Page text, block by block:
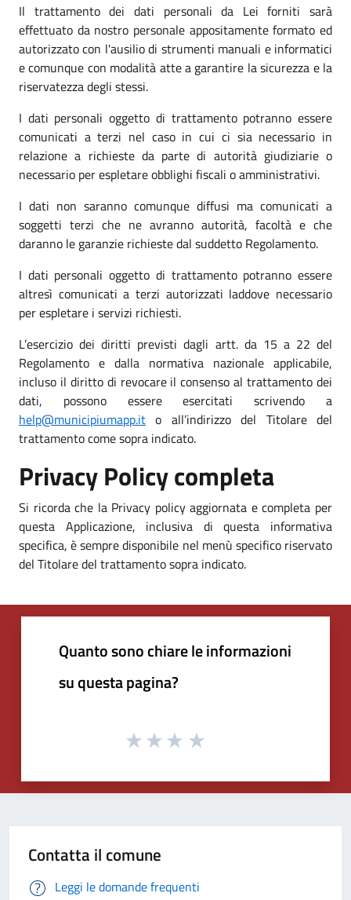
Il trattamento dei dati personali da Lei forniti sarà
effettuato da nostro personale appositamente formato ed
autorizzato con l'ausilio di strumenti manuali e informatici
e comunque con modalità atte a garantire la sicurezza e la
riservatezza degli stessi.
I dati personali oggetto di trattamento potranno essere
comunicati a terzi nel caso in cui ci sia necessario in
relazione a richieste da parte di autorità giudiziarie o
necessario per espletare obblighi fiscali o amministrativi.
I dati non saranno comunque diffusi ma comunicati a
soggetti terzi che ne avranno autorità, facoltà e che
daranno le garanzie richieste dal suddetto Regolamento.
I dati personali oggetto di trattamento potranno essere
altresì comunicati a terzi autorizzati laddove necessario
per espletare i servizi richiesti.
L’esercizio dei diritti previsti dagli artt. da 15 a 22 del
Regolamento e dalla normativa nazionale applicabile,
incluso il diritto di revocare il consenso al trattamento dei
dati, possono essere esercitati scrivendo a
help@municipiumapp.it o all’indirizzo del Titolare del
trattamento come sopra indicato.
Privacy Policy completa
Si ricorda che la Privacy policy aggiornata e completa per
questa Applicazione, inclusiva di questa informativa
specifica, è sempre disponibile nel menù specifico riservato
del Titolare del trattamento sopra indicato.
Quanto sono chiare le informazioni
su questa pagina?
Contatta il comune
Leggi le domande frequenti